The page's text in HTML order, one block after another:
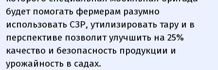
будет помогать фермерам разумно
использовать СЗР, утилизировать тару и в
перспективе позволит улучшить на 25%
качество и безопасность продукции и
урожайность в садах.